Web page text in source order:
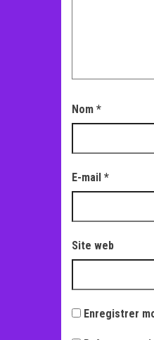
Nom *
E-mail *
Site web
Enregistrer